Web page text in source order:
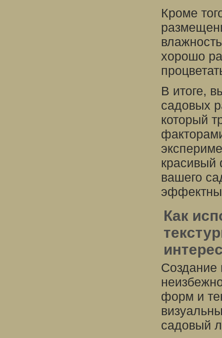
Кроме
хорошо
В итоге,
садовых
который
красивый
вашего
Как
Создание
форм и
садовый